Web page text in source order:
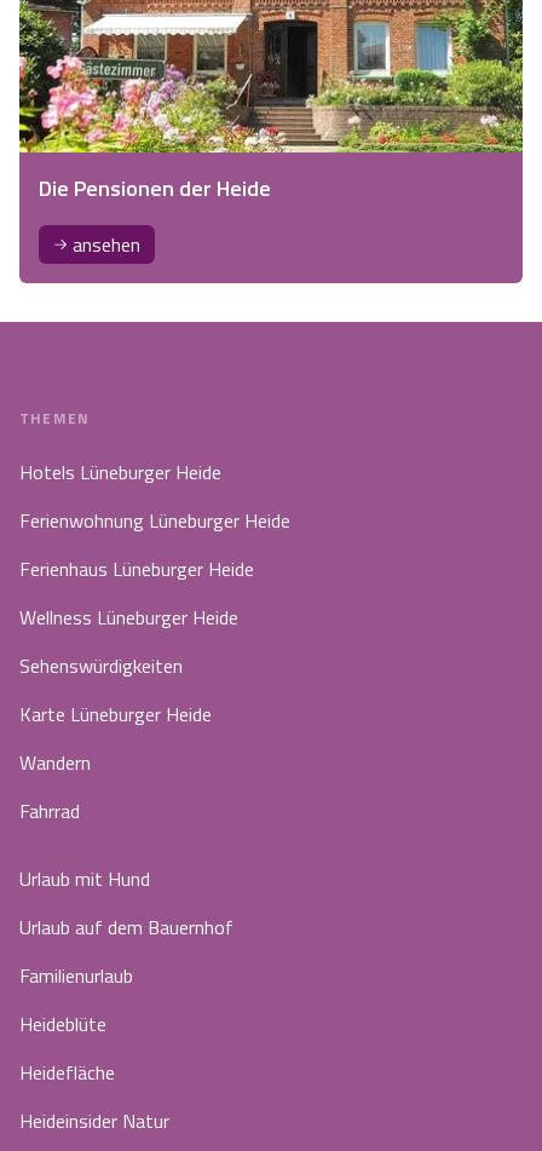
Die Pensionen der Heide
ansehen
THEMEN
Hotels Lüneburger Heide
Ferienwohnung Lüneburger Heide
Ferienhaus Lüneburger Heide
Wellness Lüneburger Heide
Sehenswürdigkeiten
Karte Lüneburger Heide
Wandern
Fahrrad
Urlaub mit Hund
Urlaub auf dem Bauernhof
Familienurlaub
Heideblüte
Heidefläche
Heideinsider Natur